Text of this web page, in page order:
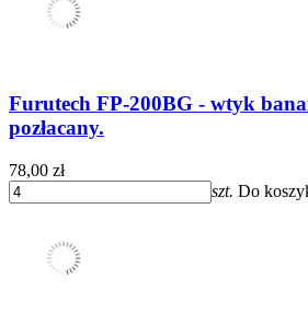
Furutech FP-200BG - wtyk
pozłacany.
78,00 zł
szt. Do